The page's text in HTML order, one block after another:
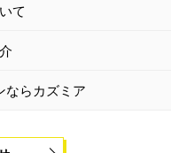
て
ならカズミア